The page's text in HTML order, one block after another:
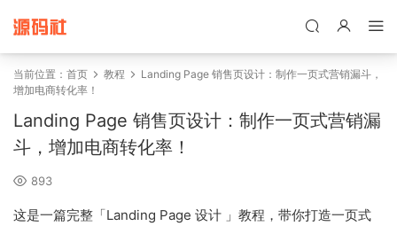
当前位置： 首页 教程
Landing Page 销售页设计：制作一页式营销漏斗，
增加电商转化率！
Landing Page 销售页设计：制作一页式营销漏
斗，增加电商转化率！
893
这是一篇完整「Landing Page 设计 」教程，带你打造一页式